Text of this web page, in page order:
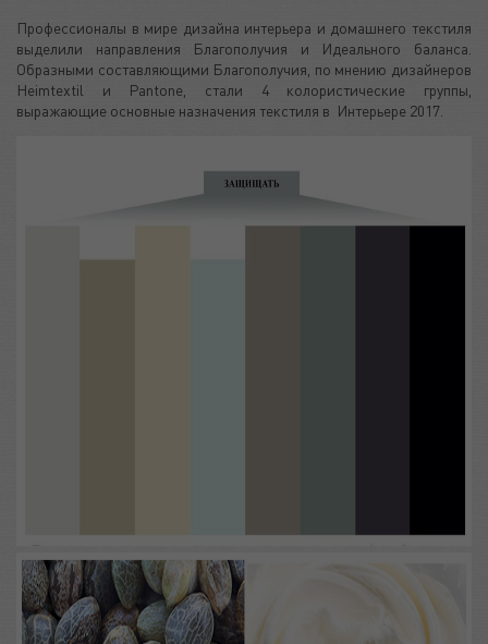
Профессионалы в мире дизайна интерьера и домашнего текстиля
выделили направления Благополучия и Идеального баланса.
Образными составляющими Благополучия, по мнению дизайнеров
Heimtextil и Pantone, стали 4 колористические группы,
выражающие основные назначения текстиля в Интерьере 2017.